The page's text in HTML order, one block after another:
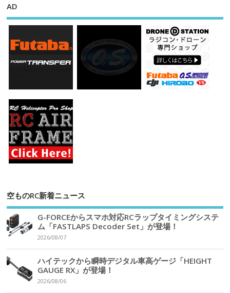
AD
空ものRC新着ニュース
G-FORCEからスマホ対応RCラップタイミングシステ
ム「FASTLAPS Decoder Set」が登場！
2026/08/07
ハイテックから瞬時デジタル車高ゲージ「HEIGHT
GAUGE RX」が登場！
2026/08/06